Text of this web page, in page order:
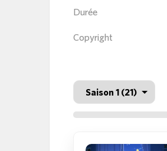
Durée
Copyright